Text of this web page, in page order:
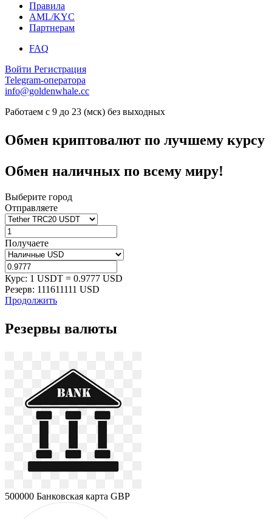
Правила
AML/KYC
Партнерам
FAQ
Войти Регистрация
Telegram-оператора
info@goldenwhale.cc
Работаем с 9 до 23 (мск) без выходных
Обмен криптовалют по лучшему курсу
Обмен наличных по всему миру!
Выберите город
Отправляете
Получаете
Курс: 1 USDT = 0.9777 USD
Резерв: 111611111 USD
Продолжить
Резервы валюты
500000 Банковская карта GBP